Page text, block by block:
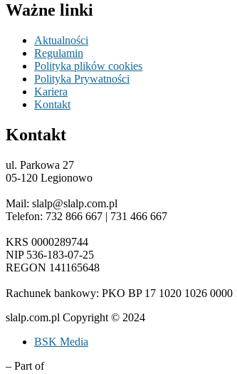
Ważne linki
Aktualności
Regulamin
Polityka plików cookies
Polityka Prywatności
Kariera
Kontakt
Kontakt
ul. Parkowa 27
05-120 Legionowo
Mail: slalp@slalp.com.pl
Telefon: 732 866 667 | 731 466 667
KRS 0000289744
NIP 536-183-07-25
REGON 141165648
Rachunek bankowy: PKO BP 17 1020 1026 0000
slalp.com.pl Copyright © 2024
BSK Media
– Part of